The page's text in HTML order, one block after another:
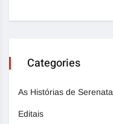
Categories
As Histórias de Serenata
Editais